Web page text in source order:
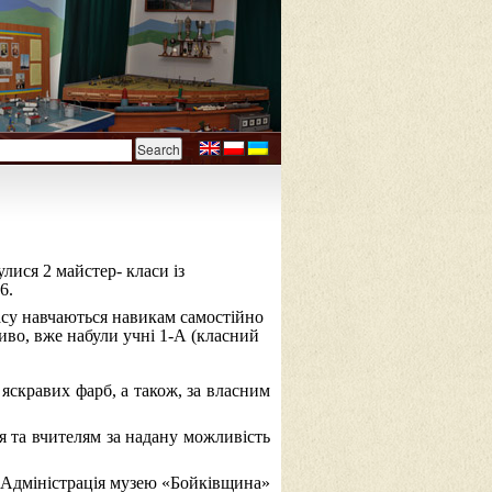
2 майстер- класи із
навчаються навикам самостійно
вже набули учні 1-А (класний
фарб, а також, за власним
та вчителям за надану можливість
Адміністрація музею «Бойківщина»